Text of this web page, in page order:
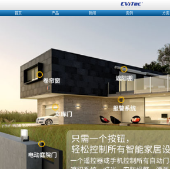
首页 产品 新闻 案例 方案